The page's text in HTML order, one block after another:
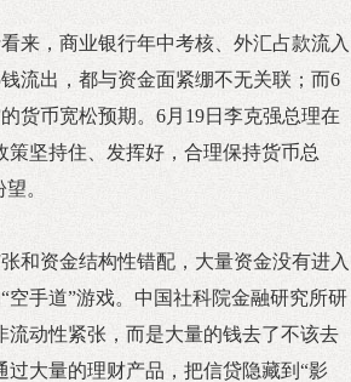
来，商业银行年中考核、外汇占款流入
流出，都与资金面紧绷不无关联；而6
货币宽松预期。6月19日李克强总理在
策坚持住、发挥好，合理保持货币总
。
和资金结构性错配，大量资金没有进入
手道”游戏。中国社科院金融研究所研
流动性紧张，而是大量的钱去了不该去
大量的理财产品，把信贷隐藏到“影